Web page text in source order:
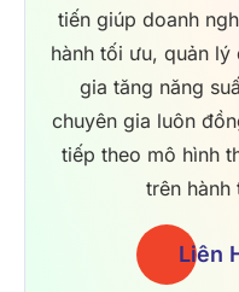
tiến giúp doanh
hành tối ưu, quản
gia tăng năng
chuyên gia luôn
tiếp theo mô hình
trên hành
Liên